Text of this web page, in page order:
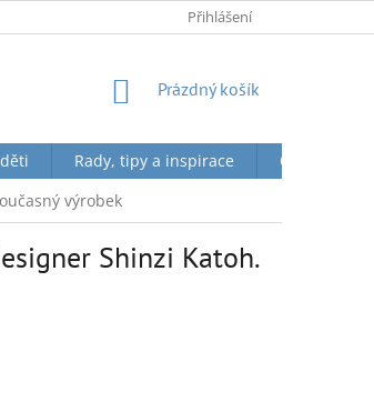
OSOBNÍCH ÚDAJŮ Přihlášení
NÁKUPNÍ
Prázdný košík
Rady, tipy a inspirace
O nás +
výrobek
Shinzi Katoh.